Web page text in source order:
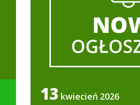
13 kwiecień 2026